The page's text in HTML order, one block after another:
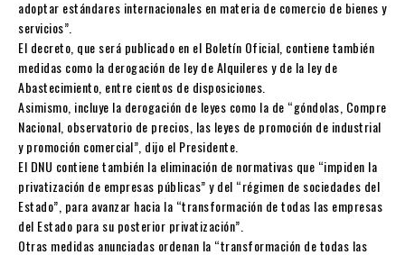
adoptar estándares internacionales en materia de comercio de bienes y
servicios”.
El decreto, que será publicado en el Boletín Oficial, contiene también
medidas como la derogación de ley de Alquileres y de la ley de
Abastecimiento, entre cientos de disposiciones.
Asimismo, incluye la derogación de leyes como la de “góndolas, Compre
Nacional, observatorio de precios, las leyes de promoción de industrial
y promoción comercial”, dijo el Presidente.
El DNU contiene también la eliminación de normativas que “impiden la
privatización de empresas públicas” y del “régimen de sociedades del
Estado”, para avanzar hacia la “transformación de todas las empresas
del Estado para su posterior privatización”.
Otras medidas anunciadas ordenan la “transformación de todas las